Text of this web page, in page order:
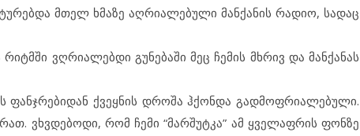
მთელ ხმაზე აღრიალებული მანქანის რადიო, სადაც
ვღრიალებდი გუნებაში მეც ჩემის მხრივ და მანქანას
ფანჯრებიდან ქვეყნის დროშა ჰქონდა გადმოფრიალებული.
ვხვდებოდი, რომ ჩემი “მარშუტკა” ამ ყველაფრის ფონზე